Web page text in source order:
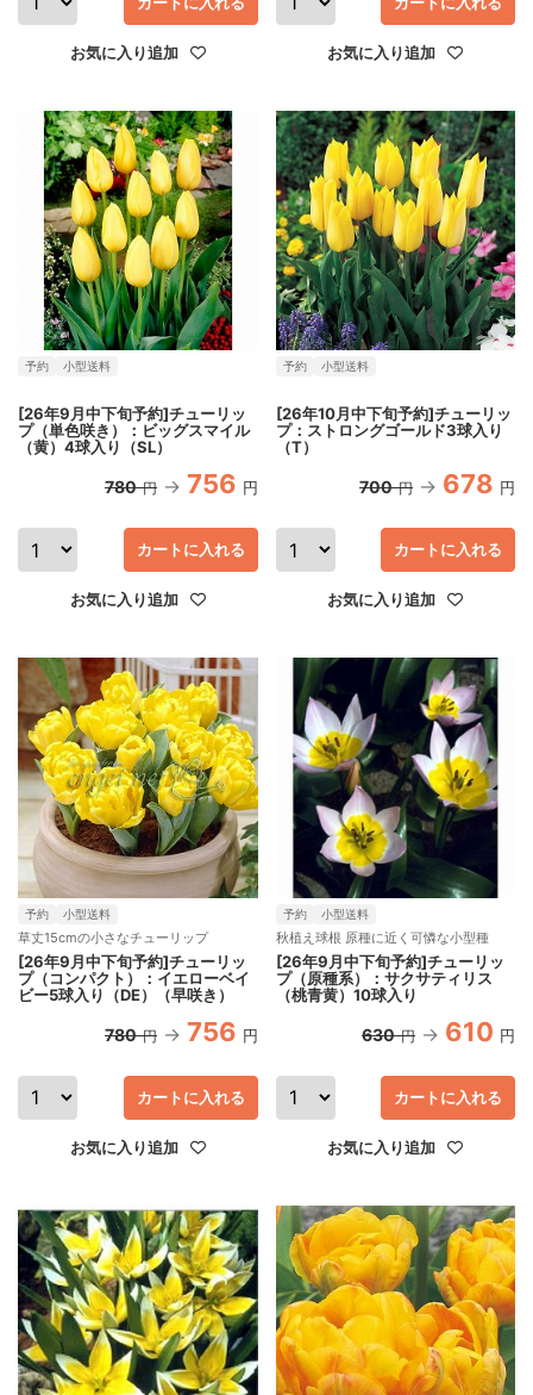
お気に入り追加 お気に入り追加
予約 小型送料
[26年9月中下旬予約]チューリッ
プ（単色咲き）：ビッグスマイル
（黄）4球入り（SL）
780 円 756 円
お気に入り追加
カートに入れる
予約 小型送料
[26年10月中下旬予約]チューリッ
プ：ストロングゴールド3球入り
（T）
700 円 678 円
お気に入り追加
カートに入れる
予約 小型送料
草丈15cmの小さなチューリップ
[26年9月中下旬予約]チューリッ
プ（コンパクト）：イエローベイ
ビー5球入り（DE）（早咲き）
780 円 756 円
お気に入り追加
カートに入れる
予約 小型送料
秋植え球根 原種に近く可憐な小型種
[26年9月中下旬予約]チューリッ
プ（原種系）：サクサティリス
（桃青黄）10球入り
630 円 610 円
お気に入り追加
カートに入れる